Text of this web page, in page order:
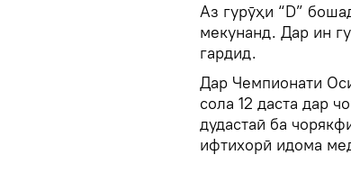
Аз гурӯҳи “D”
мекунанд. Дар ин
гардид.
Дар Чемпионати
сола 12 даста дар
дудастаӣ ба
ифтихорӣ идома